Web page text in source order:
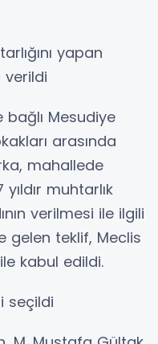
yapan
verildi
bağlı Mesudiye
arasında
mahallede
yıldır muhtarlık
verilmesi ile ilgili
gelen teklif, Meclis
kabul edildi.
seçildi